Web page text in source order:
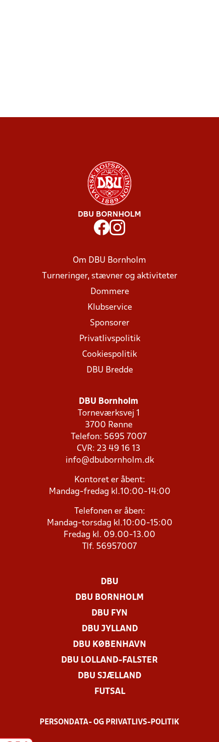
DBU BORNHOLM
Om DBU Bornholm
Turneringer, stævner og aktiviteter
Dommere
Klubservice
Sponsorer
Privatlivspolitik
Cookiespolitik
DBU Bredde
DBU Bornholm
Torneværksvej 1
3700 Rønne
Telefon: 5695 7007
CVR: 23 49 16 13
info@dbubornholm.dk
Kontoret er åbent:
Mandag-fredag kl.10:00-14:00
Telefonen er åben:
Mandag-torsdag kl.10:00-15:00
Fredag kl. 09.00-13.00
Tlf. 56957007
DBU
DBU BORNHOLM
DBU FYN
DBU JYLLAND
DBU KØBENHAVN
DBU LOLLAND-FALSTER
DBU SJÆLLAND
FUTSAL
PERSONDATA- OG PRIVATLIVS-POLITIK